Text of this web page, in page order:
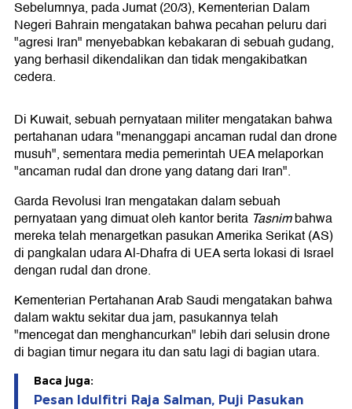
Sebelumnya, pada Jumat (20/3), Kementerian Dalam
Negeri Bahrain mengatakan bahwa pecahan peluru dari
"agresi Iran" menyebabkan kebakaran di sebuah gudang,
yang berhasil dikendalikan dan tidak mengakibatkan
cedera.
Di Kuwait, sebuah pernyataan militer mengatakan bahwa
pertahanan udara "menanggapi ancaman rudal dan drone
musuh", sementara media pemerintah UEA melaporkan
"ancaman rudal dan drone yang datang dari Iran".
Garda Revolusi Iran mengatakan dalam sebuah
pernyataan yang dimuat oleh kantor berita Tasnimbahwa
mereka telah menargetkan pasukan Amerika Serikat (AS)
di pangkalan udara Al-Dhafra di UEA serta lokasi di Israel
dengan rudal dan drone.
Kementerian Pertahanan Arab Saudi mengatakan bahwa
dalam waktu sekitar dua jam, pasukannya telah
"mencegat dan menghancurkan" lebih dari selusin drone
di bagian timur negara itu dan satu lagi di bagian utara.
Baca juga:
Pesan Idulfitri Raja Salman, Puji Pasukan